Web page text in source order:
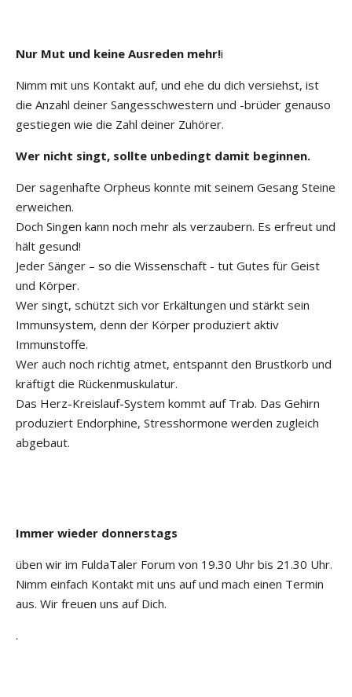
Nur Mut und keine Ausreden mehr!i
Nimm mit uns Kontakt auf, und ehe du dich versiehst, ist
die Anzahl deiner Sangesschwestern und -brüder genauso
gestiegen wie die Zahl deiner Zuhörer.
Wer nicht singt, sollte unbedingt damit beginnen.
Der sagenhafte Orpheus konnte mit seinem Gesang Steine
erweichen.
Doch Singen kann noch mehr als verzaubern. Es erfreut und
hält gesund!
Jeder Sänger – so die Wissenschaft - tut Gutes für Geist
und Körper.
Wer singt, schützt sich vor Erkältungen und stärkt sein
Immunsystem, denn der Körper produziert aktiv
Immunstoffe.
Wer auch noch richtig atmet, entspannt den Brustkorb und
kräftigt die Rückenmuskulatur.
Das Herz-Kreislauf-System kommt auf Trab. Das Gehirn
produziert Endorphine, Stresshormone werden zugleich
abgebaut.
Immer wieder donnerstags
üben wir im FuldaTaler Forum von 19.30 Uhr bis 21.30 Uhr.
Nimm einfach Kontakt mit uns auf und mach einen Termin
aus. Wir freuen uns auf Dich.
.